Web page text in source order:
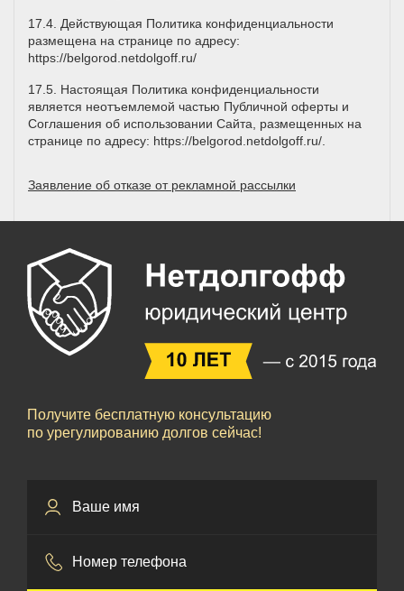
17.4. Действующая Политика конфиденциальности
размещена на странице по адресу:
https://belgorod.netdolgoff.ru/
17.5. Настоящая Политика конфиденциальности
является неотъемлемой частью Публичной оферты и
Соглашения об использовании Сайта, размещенных на
странице по адресу: https://belgorod.netdolgoff.ru/
Заявление об отказе от рекламной рассылки
Получите бесплатную консультацию
по урегулированию долгов сейчас!